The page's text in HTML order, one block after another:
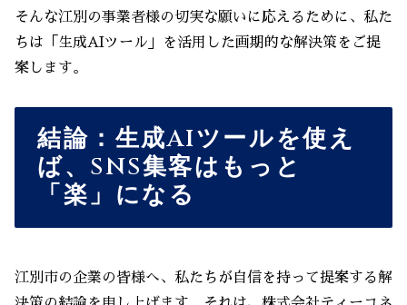
そんな江別の事業者様の切実な願いに応えるために、私た
ちは「生成AIツール」を活用した画期的な解決策をご提
案します。
結論：生成AIツールを使え
ば、SNS集客はもっと
「楽」になる
江別市の企業の皆様へ、私たちが自信を持って提案する解